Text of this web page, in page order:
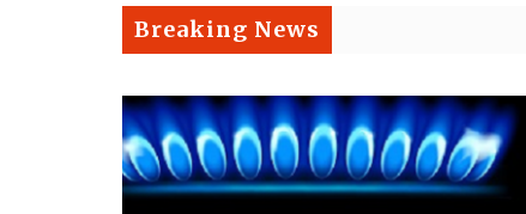
Breaking News